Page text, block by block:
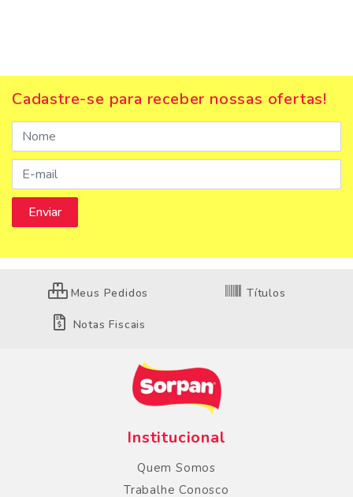
Cadastre-se para receber nossas ofertas!
Meus Pedidos Títulos
Notas Fiscais
Institucional
Quem Somos
Trabalhe Conosco